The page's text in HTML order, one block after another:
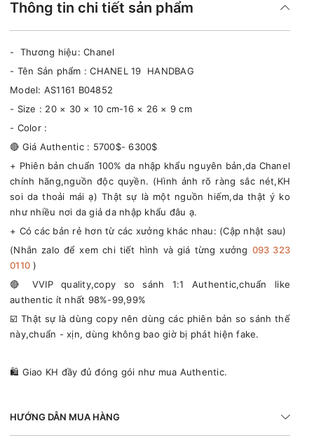
Thông tin chi tiết sản phẩm
- Thương hiệu: Chanel
- Tên Sản phẩm : CHANEL 19 HANDBAG
Model: AS1161 B04852
- Size : 20 × 30 × 10 cm-16 × 26 × 9 cm
- Color :
🔴 Giá Authentic : 5700$- 6300$
+ Phiên bản chuẩn 100% da nhập khẩu nguyên bản,da Chanel
chính hãng,nguồn độc quyền. (Hình ảnh rõ ràng sắc nét,KH
soi da thoải mái ạ) Thật sự là một nguồn hiếm,da thật ý ko
như nhiều nơi da giả da nhập khẩu đâu ạ.
+ Có các bản rẻ hơn từ các xưởng khác nhau: (Cập nhật sau)
(Nhắn zalo để xem chi tiết hình và giá từng xưởng 093 323
0110 )
🔴 VVIP quality,copy so sánh 1:1 Authentic,chuẩn like
authentic ít nhất 98%-99,99%
☑️ Thật sự là dùng copy nên dùng các phiên bản so sánh thế
này,chuẩn - xịn, dùng không bao giờ bị phát hiện fake.
🛍 Giao KH đầy đủ đóng gói như mua Authentic.
HƯỚNG DẪN MUA HÀNG